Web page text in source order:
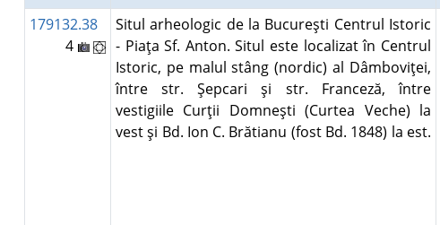
179132.38
4
Situl arheologic de la Bucureşti Centrul Istoric
- Piaţa Sf. Anton. Situl este localizat în Centrul
Istoric, pe malul stâng (nordic) al Dâmboviţei,
între str. Şepcari şi str. Franceză, între
vestigiile Curţii Domneşti (Curtea Veche) la
vest şi Bd. Ion C. Brătianu (fost Bd. 1848) la est.